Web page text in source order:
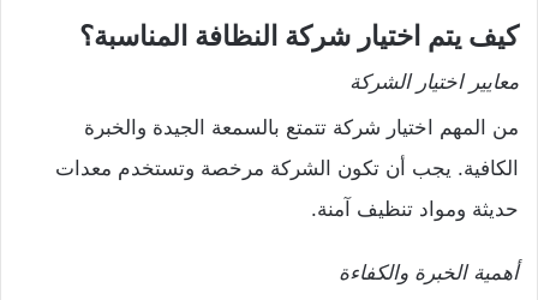
كيف يتم اختيار شركة النظافة المناسبة؟
معايير اختيار الشركة
من المهم اختيار شركة تتمتع بالسمعة الجيدة والخبرة
الكافية. يجب أن تكون الشركة مرخصة وتستخدم معدات
حديثة ومواد تنظيف آمنة.
أهمية الخبرة والكفاءة